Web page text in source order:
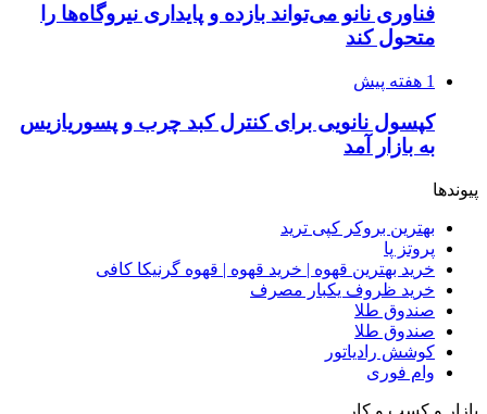
فناوری نانو می‌تواند بازده و پایداری نیروگاه‌ها را
متحول کند
1 هفته پیش
کپسول نانویی برای کنترل کبد چرب و پسوریازیس
به بازار آمد
پیوندها
بهترین بروکر کپی ترید
پروتز پا
خرید بهترین قهوه | خرید قهوه | قهوه گرنیکا کافی
خرید ظروف یکبار مصرف
صندوق طلا
صندوق طلا
کوشش رادیاتور
وام فوری
بازار و کسب و کار